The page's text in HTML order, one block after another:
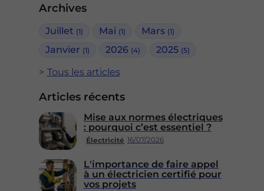
Archives
Juillet (1) Mai (1) Mars (1)
Janvier (1) 2026 (4) 2025 (5)
Tous les articles
Articles récents
Électricité 16/07/2026
Mise aux normes électriques
: pourquoi c’est essentiel ?
L'importance de faire appel
à un électricien certifié pour
vos projets